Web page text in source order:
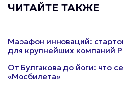
ЧИТАЙТЕ ТАКЖЕ
Марафон инноваций:
для крупнейших компаний
От Булгакова до йоги: что
«Мосбилета»